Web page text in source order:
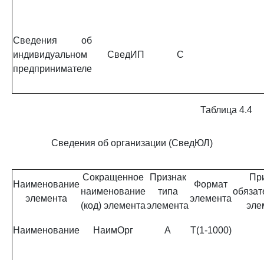
Сведения об
индивидуальном
предпринимателе
СведИП С
Таблица 4.4
Сведения об организации (СведЮЛ)
Наименование
элемента
Сокращенное
наименование
(код) элемента
Признак
типа
элемента
Формат
элемента
Наименование НаимОрг А T(1-1000)